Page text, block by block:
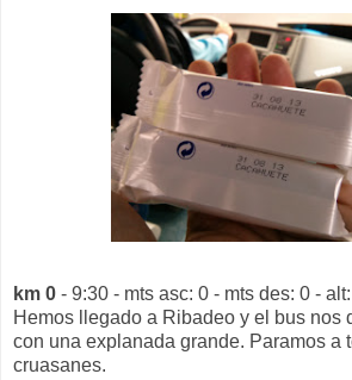
km 0 - 9:30 - mts asc: 0 - mts des: 0 -
Hemos llegado a Ribadeo y el bus nos
con una explanada grande. Paramos a
cruasanes.